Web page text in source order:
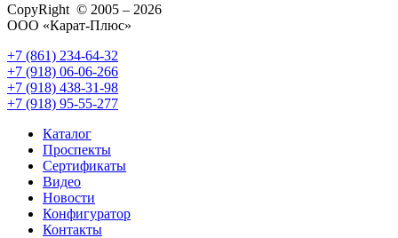
CopyRight © 2005 – 2026
ООО «Карат-Плюс»
+7 (861) 234-64-32
+7 (918) 06-06-266
+7 (918) 438-31-98
+7 (918) 95-55-277
Каталог
Проспекты
Сертификаты
Видео
Новости
Конфигуратор
Контакты